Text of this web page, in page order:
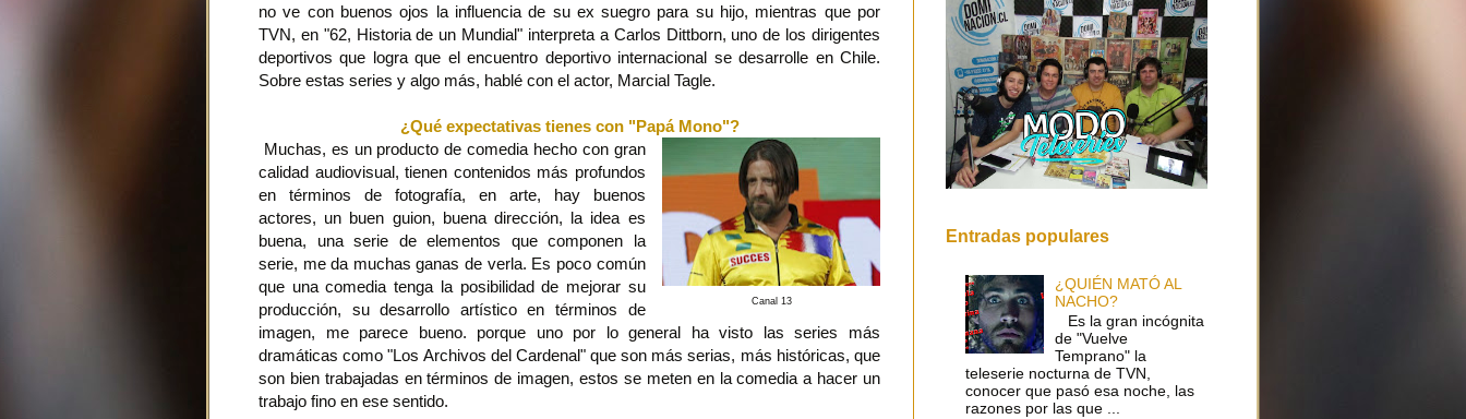
no ve con buenos ojos la influencia de su ex suegro para su hijo, mientras que por
TVN, en "62, Historia de un Mundial" interpreta a Carlos Dittborn, uno de los dirigentes
deportivos que logra que el encuentro deportivo internacional se desarrolle en Chile.
Sobre estas series y algo más, hablé con el actor, Marcial Tagle.
¿Qué expectativas tienes con "Papá Mono"?
Canal 13
Muchas, es un producto de comedia hecho con gran
calidad audiovisual, tienen contenidos más profundos
en términos de fotografía, en arte, hay buenos
actores, un buen guion, buena dirección, la idea es
buena, una serie de elementos que componen la
serie, me da muchas ganas de verla. Es poco común
que una comedia tenga la posibilidad de mejorar su
producción, su desarrollo artístico en términos de
imagen, me parece bueno. porque uno por lo general ha visto las series más
dramáticas como "Los Archivos del Cardenal" que son más serias, más históricas, que
son bien trabajadas en términos de imagen, estos se meten en la comedia a hacer un
trabajo fino en ese sentido.
Entradas populares
¿QUIÉN MATÓ AL
NACHO?
Es la gran incógnita
de "Vuelve
Temprano" la
teleserie nocturna de TVN,
conocer que pasó esa noche, las
razones por las que ...